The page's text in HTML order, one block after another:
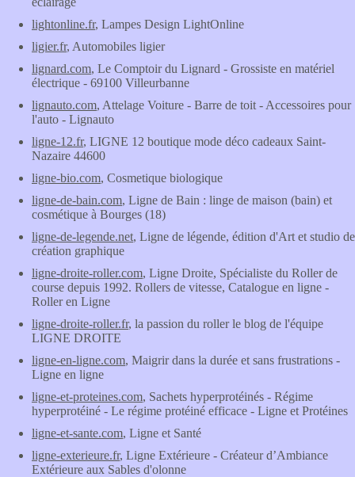
lightonline.fr, Lampes Design LightOnline
ligier.fr, Automobiles ligier
lignard.com, Le Comptoir du Lignard - Grossiste en matériel
électrique - 69100 Villeurbanne
lignauto.com, Attelage Voiture - Barre de toit - Accessoires pour
l'auto - Lignauto
ligne-12.fr, LIGNE 12 boutique mode déco cadeaux Saint-
Nazaire 44600
ligne-bio.com, Cosmetique biologique
ligne-de-bain.com, Ligne de Bain : linge de maison (bain) et
cosmétique à Bourges (18)
ligne-de-legende.net, Ligne de légende, édition d'Art et studio de
création graphique
ligne-droite-roller.com, Ligne Droite, Spécialiste du Roller de
course depuis 1992. Rollers de vitesse, Catalogue en ligne -
Roller en Ligne
ligne-droite-roller.fr, la passion du roller le blog de l'équipe
LIGNE DROITE
ligne-en-ligne.com, Maigrir dans la durée et sans frustrations -
Ligne en ligne
ligne-et-proteines.com, Sachets hyperprotéinés - Régime
hyperprotéiné - Le régime protéiné efficace - Ligne et Protéines
ligne-et-sante.com, Ligne et Santé
ligne-exterieure.fr, Ligne Extérieure - Créateur d’Ambiance
Extérieure aux Sables d'olonne